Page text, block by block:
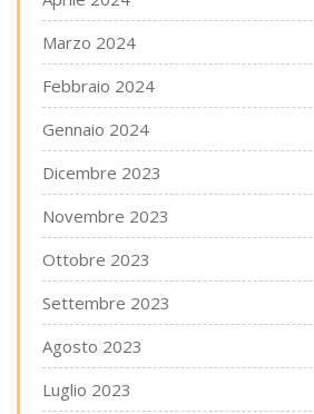
Marzo 2024
Febbraio 2024
Gennaio 2024
Dicembre 2023
Novembre 2023
Ottobre 2023
Settembre 2023
Agosto 2023
Luglio 2023